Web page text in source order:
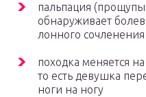
пальпация
обнаруживает
лонного сочленения
походка меняется
то есть девушка
ноги на ногу